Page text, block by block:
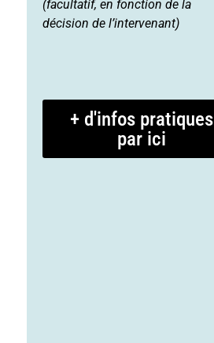
(facultatif, en fonction de la
décision de l’intervenant)
+ d'infos pratiques
par ici